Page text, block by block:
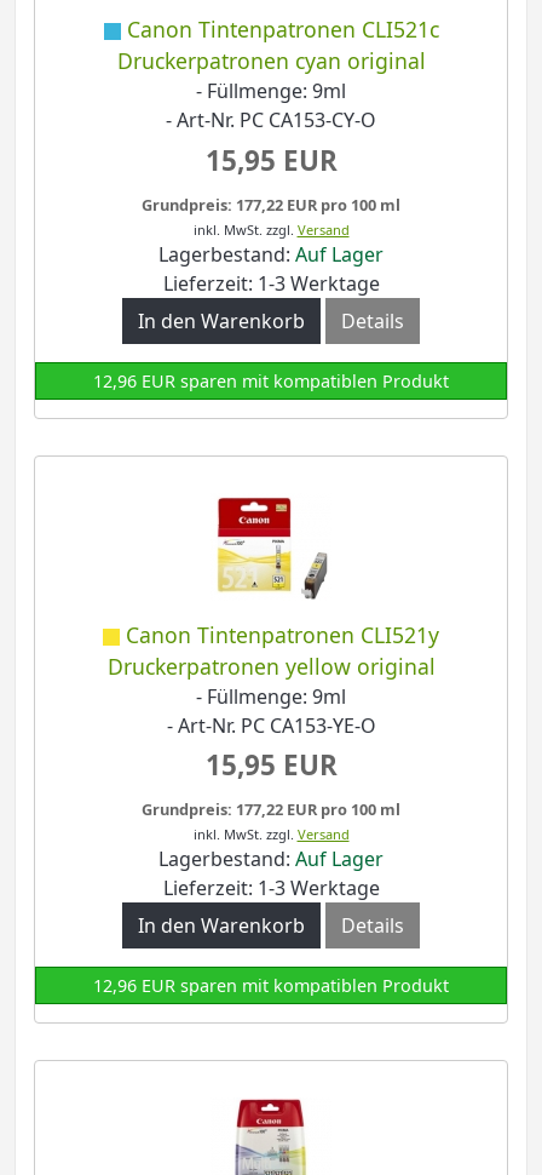
Canon Tintenpatronen CLI521c
Druckerpatronen cyan original
- Füllmenge: 9ml
- Art-Nr. PC CA153-CY-O
15,95 EUR
Grundpreis: 177,22 EUR pro 100 ml
inkl. MwSt. zzgl. Versand
Lagerbestand: Auf Lager
Lieferzeit: 1-3 Werktage
In den Warenkorb
Details
12,96 EUR sparen mit kompatiblen Produkt
Canon Tintenpatronen CLI521y
Druckerpatronen yellow original
- Füllmenge: 9ml
- Art-Nr. PC CA153-YE-O
15,95 EUR
Grundpreis: 177,22 EUR pro 100 ml
inkl. MwSt. zzgl. Versand
Lagerbestand: Auf Lager
Lieferzeit: 1-3 Werktage
In den Warenkorb
Details
12,96 EUR sparen mit kompatiblen Produkt